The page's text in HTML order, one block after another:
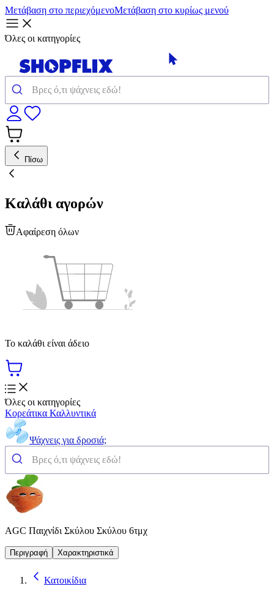
Μετάβαση στο περιεχόμενοΜετάβαση στο κυρίως μενού
Όλες οι κατηγορίες
Πίσω
Καλάθι αγορών
Αφαίρεση όλων
Το καλάθι είναι άδειο
Όλες οι κατηγορίες
Κορεάτικα Καλλυντικά
Ψάχνεις για δροσιά;
AGC Παιχνίδι Σκύλου Σκύλου 6τμχ
Περιγραφή Χαρακτηριστικά
Κατοικίδια